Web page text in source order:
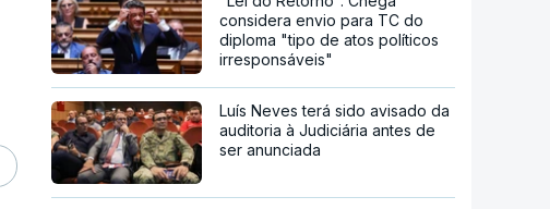
considera envio para TC do
diploma "tipo de atos políticos
irresponsáveis"
Luís Neves terá sido avisado da
auditoria à Judiciária antes de
ser anunciada